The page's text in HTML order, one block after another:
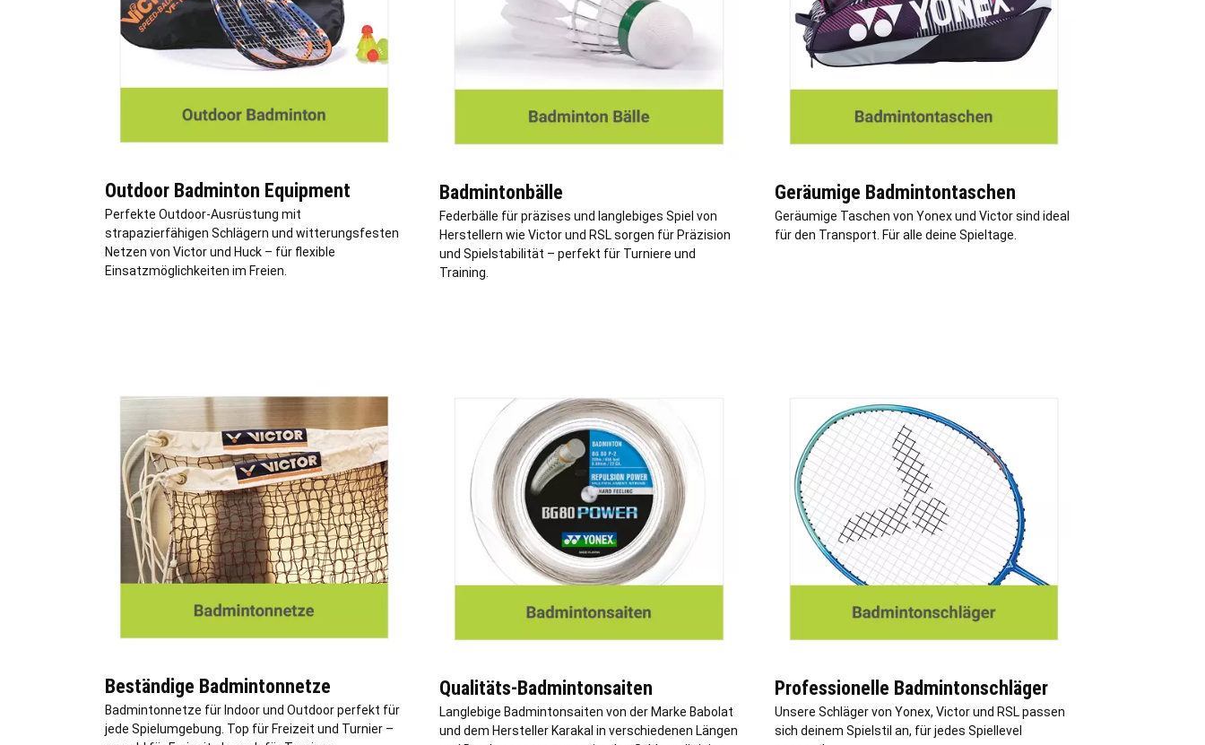
Outdoor Badminton Equipment
Perfekte Outdoor-Ausrüstung mit
strapazierfähigen Schlägern und witterungsfesten
Netzen von Victor und Huck – für flexible
Einsatzmöglichkeiten im Freien.
Badmintonbälle
Federbälle für präzises und langlebiges Spiel von
Herstellern wie Victor und RSL sorgen für Präzision
und Spielstabilität – perfekt für Turniere und
Training.
Geräumige Badmintontaschen
Geräumige Taschen von Yonex und Victor sind ideal
für den Transport. Für alle deine Spieltage.
Beständige Badmintonnetze
Badmintonnetze für Indoor und Outdoor perfekt für
jede Spielumgebung. Top für Freizeit und Turnier –
Qualitäts-Badmintonsaiten
Langlebige Badmintonsaiten von der Marke Babolat
und dem Hersteller Karakal in verschiedenen Längen
Professionelle Badmintonschläger
Unsere Schläger von Yonex, Victor und RSL passen
sich deinem Spielstil an, für jedes Spiellevel